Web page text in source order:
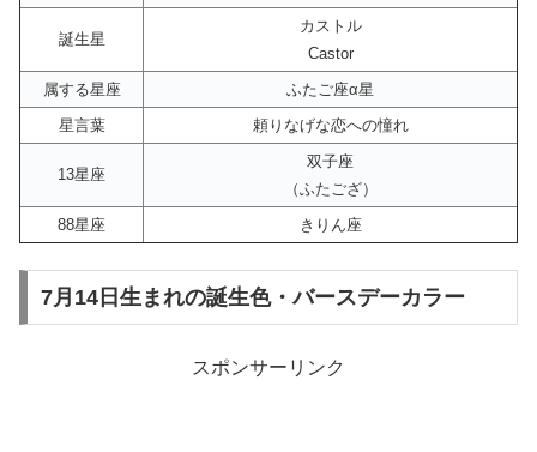
誕生星
カストル
Castor
属する星座
ふたご座α星
星言葉
頼りなげな恋への憧れ
13星座
双子座
（ふたござ）
88星座
きりん座
7月14日生まれの誕生色・バースデーカラー
スポンサーリンク